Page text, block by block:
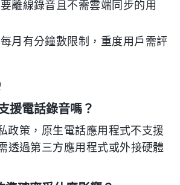
離線錄音且不需雲端同步的用
月有分鐘數限制，重度用戶需評
援電話錄音嗎？
政策，原生電話應用程式不支援
透過第三方應用程式或外接硬體